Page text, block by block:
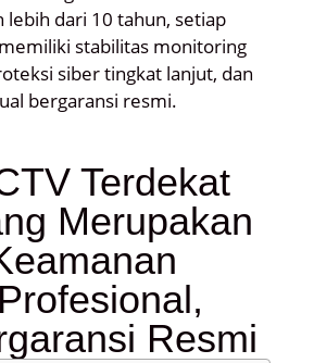
lebih dari 10 tahun, setiap
stabilitas monitoring
siber tingkat lanjut, dan
bergaransi resmi.
Terdekat
Merupakan
Resmi